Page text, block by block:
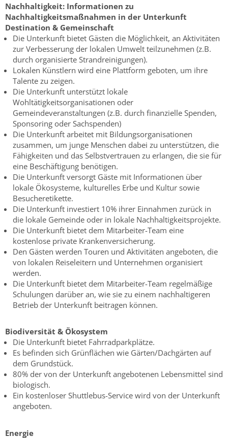
Nachhaltigkeit: Informationen zu
Nachhaltigkeitsmaßnahmen in der Unterkunft
Destination & Gemeinschaft
Die Unterkunft bietet Gästen die Möglichkeit, an Aktivitäten
zur Verbesserung der lokalen Umwelt teilzunehmen (z.B.
durch organisierte Strandreinigungen).
Lokalen Künstlern wird eine Plattform geboten, um ihre
Talente zu zeigen.
Die Unterkunft unterstützt lokale
Wohltätigkeitsorganisationen oder
Gemeindeveranstaltungen (z.B. durch finanzielle Spenden,
Sponsoring oder Sachspenden)
Die Unterkunft arbeitet mit Bildungsorganisationen
zusammen, um junge Menschen dabei zu unterstützen, die
Fähigkeiten und das Selbstvertrauen zu erlangen, die sie für
eine Beschäftigung benötigen.
Die Unterkunft versorgt Gäste mit Informationen über
lokale Ökosysteme, kulturelles Erbe und Kultur sowie
Besucheretikette.
Die Unterkunft investiert 10% ihrer Einnahmen zurück in
die lokale Gemeinde oder in lokale Nachhaltigkeitsprojekte.
Die Unterkunft bietet dem Mitarbeiter-Team eine
kostenlose private Krankenversicherung.
Den Gästen werden Touren und Aktivitäten angeboten, die
von lokalen Reiseleitern und Unternehmen organisiert
werden.
Die Unterkunft bietet dem Mitarbeiter-Team regelmäßige
Schulungen darüber an, wie sie zu einem nachhaltigeren
Betrieb der Unterkunft beitragen können.
Biodiversität & Ökosystem
Die Unterkunft bietet Fahrradparkplätze.
Es befinden sich Grünflächen wie Gärten/Dachgärten auf
dem Grundstück.
80% der von der Unterkunft angebotenen Lebensmittel sind
biologisch.
Ein kostenloser Shuttlebus-Service wird von der Unterkunft
angeboten.
Energie